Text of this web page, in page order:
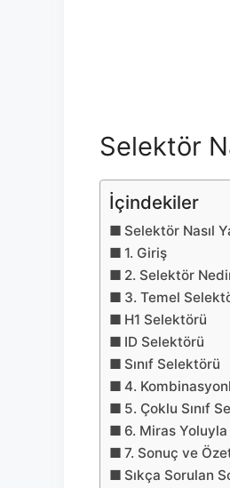
Selektör
İçindekiler
Selektör Nasıl
1. Giriş
2. Selektör
3. Temel
H1 Selektörü
ID Selektörü
Sınıf Selektörü
4.
5. Çoklu Sınıf
6. Miras
7. Sonuç ve
Sıkça Sorulan